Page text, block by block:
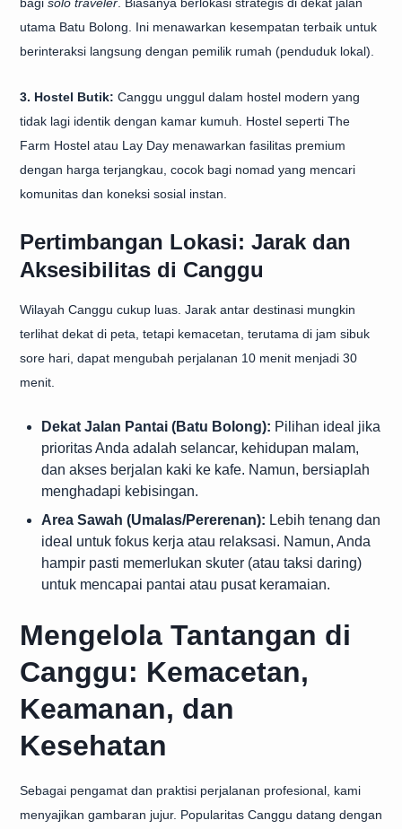
utama Batu Bolong. Ini menawarkan kesempatan terbaik untuk
berinteraksi langsung dengan pemilik rumah (penduduk lokal).
3. Hostel Butik: Canggu unggul dalam hostel modern yang
tidak lagi identik dengan kamar kumuh. Hostel seperti The
Farm Hostel atau Lay Day menawarkan fasilitas premium
dengan harga terjangkau, cocok bagi nomad yang mencari
komunitas dan koneksi sosial instan.
Pertimbangan Lokasi: Jarak dan
Aksesibilitas di Canggu
Wilayah Canggu cukup luas. Jarak antar destinasi mungkin
terlihat dekat di peta, tetapi kemacetan, terutama di jam sibuk
sore hari, dapat mengubah perjalanan 10 menit menjadi 30
menit.
Dekat Jalan Pantai (Batu Bolong): Pilihan ideal jika
prioritas Anda adalah selancar, kehidupan malam,
dan akses berjalan kaki ke kafe. Namun, bersiaplah
menghadapi kebisingan.
Area Sawah (Umalas/Pererenan): Lebih tenang dan
ideal untuk fokus kerja atau relaksasi. Namun, Anda
hampir pasti memerlukan skuter (atau taksi daring)
untuk mencapai pantai atau pusat keramaian.
Mengelola Tantangan di
Canggu: Kemacetan,
Keamanan, dan
Kesehatan
Sebagai pengamat dan praktisi perjalanan profesional, kami
menyajikan gambaran jujur. Popularitas Canggu datang dengan